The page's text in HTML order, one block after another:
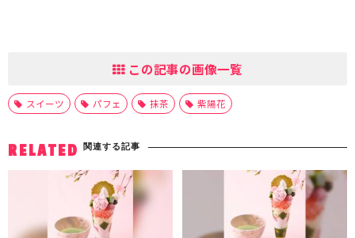
この記事の画像一覧
スイーツ パフェ 抹茶 紫陽花
RELATED 関連する記事